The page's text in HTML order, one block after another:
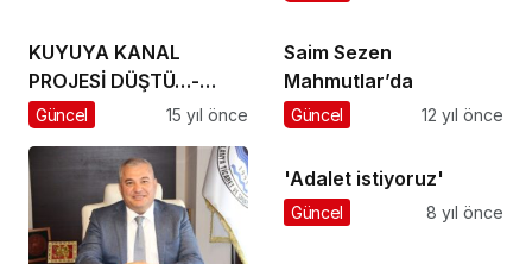
KUYUYA KANAL
PROJESİ DÜŞTÜ…-
Hasan İlhan
Güncel 15 yıl önce
Saim Sezen
Mahmutlar’da
Güncel 12 yıl önce
'Adalet istiyoruz'
Güncel 8 yıl önce